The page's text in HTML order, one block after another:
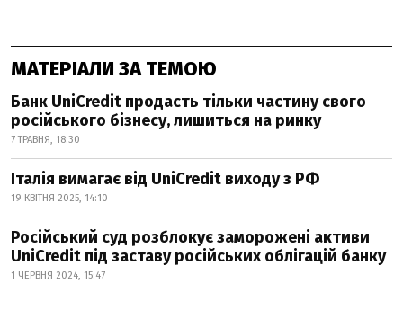
МАТЕРІАЛИ ЗА ТЕМОЮ
Банк UniCredit продасть тільки частину свого
російського бізнесу, лишиться на ринку
7 ТРАВНЯ, 18:30
Італія вимагає від UniCredit виходу з РФ
19 КВІТНЯ 2025, 14:10
Російський суд розблокує заморожені активи
UniCredit під заставу російських облігацій банку
1 ЧЕРВНЯ 2024, 15:47